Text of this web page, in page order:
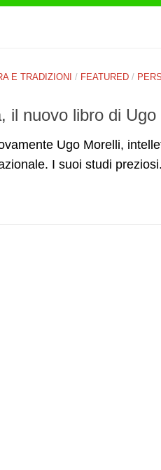
E TRADIZIONI / FEATURED /
il nuovo libro di Ugo
Ugo Morelli,
I suoi studi